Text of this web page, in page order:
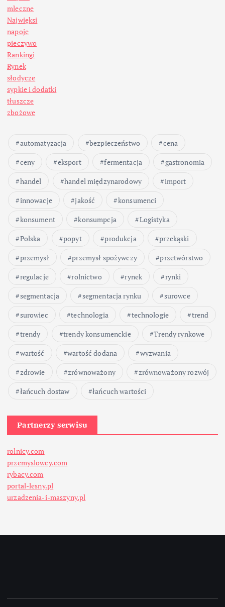
mleczne
Najwięksi
napoje
pieczywo
Rankingi
Rynek
słodycze
sypkie i dodatki
tłuszcze
zbożowe
automatyzacja bezpieczeństwo
cena
ceny
eksport fermentacja
gastronomia
handel
handel międzynarodowy
import
innowacje
jakość
konsumenci
konsument
konsumpcja
Logistyka
Polska
popyt produkcja
przekąski
przemysł
przemysł spożywczy
przetwórstwo
regulacje
rolnictwo rynek
rynki
segmentacja
segmentacja rynku
surowce
surowiec
technologia technologie
trend
trendy
trendy konsumenckie
Trendy rynkowe
wartość
wartość dodana
wyzwania
zdrowie
zrównoważony
zrównoważony rozwój
łańcuch dostaw
łańcuch wartości
Partnerzy serwisu
rolnicy.com
przemyslowcy.com
rybacy.com
portal-lesny.pl
urzadzenia-i-maszyny.pl